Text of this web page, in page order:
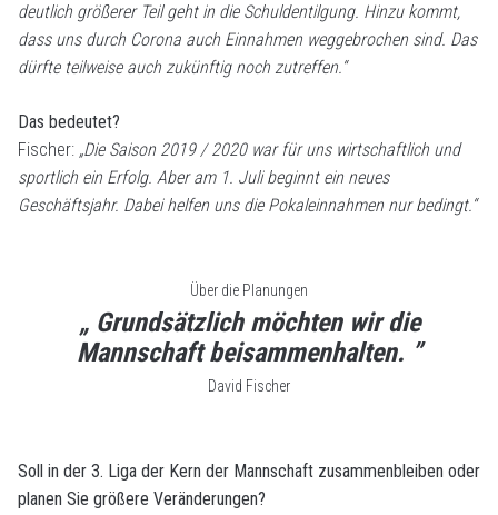
deutlich größerer Teil geht in die Schuldentilgung. Hinzu kommt,
dass uns durch Corona auch Einnahmen weggebrochen sind. Das
dürfte teilweise auch zukünftig noch zutreffen.“
Das bedeutet?
Fischer: „Die Saison 2019 / 2020 war für uns wirtschaftlich und
sportlich ein Erfolg. Aber am 1. Juli beginnt ein neues
Geschäftsjahr. Dabei helfen uns die Pokaleinnahmen nur bedingt.“
Über die Planungen
„ Grundsätzlich möchten wir die
Mannschaft beisammenhalten. ”
David Fischer
Soll in der 3. Liga der Kern der Mannschaft zusammenbleiben oder
planen Sie größere Veränderungen?